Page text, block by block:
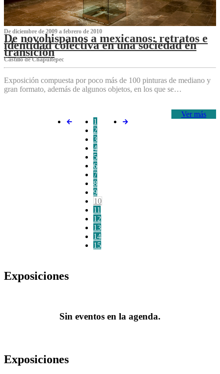
De diciembre de 2009 a febrero de 2010
De novohispanos a mexicanos: retratos e
identidad colectiva en una sociedad en
transición
Castillo de Chapultepec
Exposición compuesta por poco más de 100 pinturas de mediano y
gran formato, además de algunos objetos, en los que se…
Ver más
1
2
3
4
5
6
7
8
9
10
11
12
13
14
15
Exposiciones
Sin eventos en la agenda.
Exposiciones